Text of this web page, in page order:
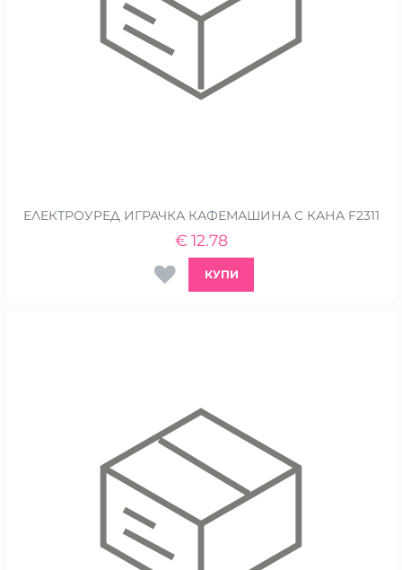
ЕЛЕКТРОУРЕД ИГРАЧКА КАФЕМАШИНА С КАНА F2311
12.78
€
КУПИ